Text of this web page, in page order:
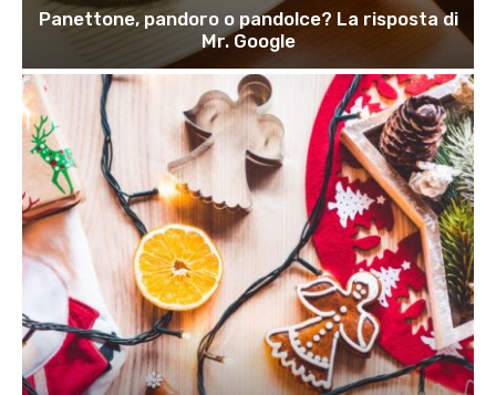
Panettone, pandoro o pandolce? La risposta di
Mr. Google